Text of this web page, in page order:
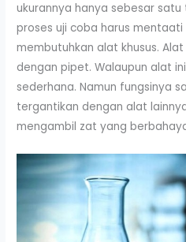
ukurannya hanya sebesar
proses uji coba harus
membutuhkan alat khusus.
dengan pipet. Walaupun alat
sederhana. Namun fungsinya
tergantikan dengan alat
mengambil zat yang